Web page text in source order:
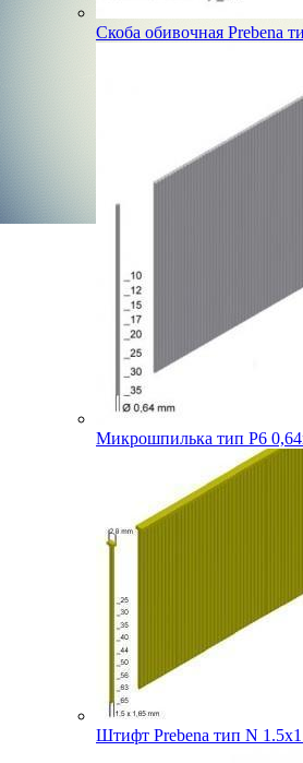
Скоба обивочная Prebena
Микрошпилька тип P6
Штифт Prebena тип N